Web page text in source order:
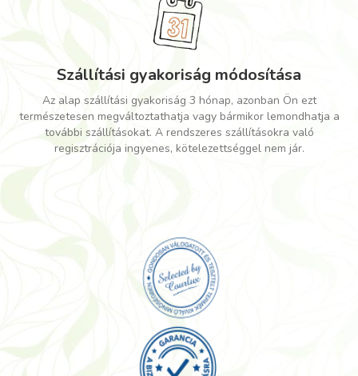
Szállítási gyakoriság módosítása
Az alap szállítási gyakoriság 3 hónap, azonban Ön ezt
természetesen megváltoztathatja vagy bármikor lemondhatja a
további szállításokat. A rendszeres szállításokra való
regisztrációja ingyenes, kötelezettséggel nem jár.